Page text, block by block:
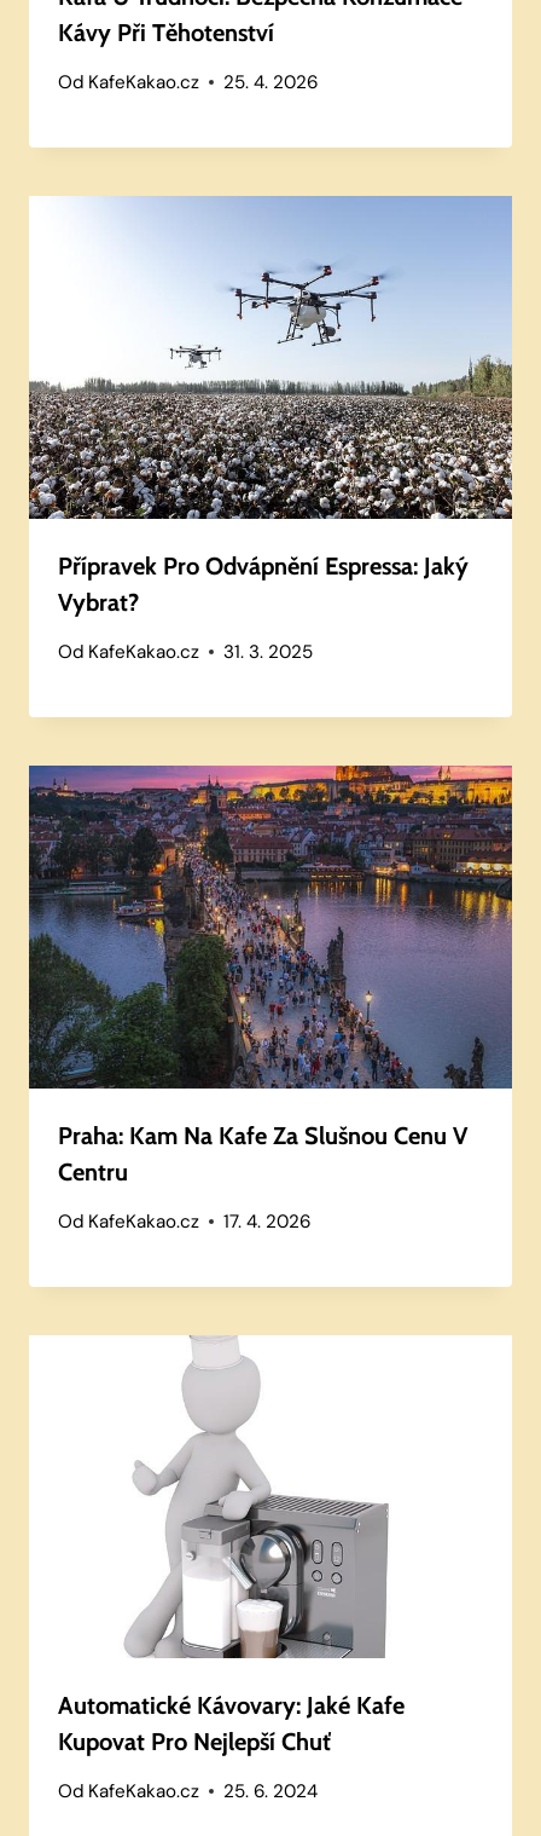
Kávy Při Těhotenství
Od KafeKakao.cz 25. 4. 2026
Přípravek Pro Odvápnění Espressa: Jaký
Vybrat?
Od KafeKakao.cz 31. 3. 2025
Praha: Kam Na Kafe Za Slušnou Cenu V
Centru
Od KafeKakao.cz 17. 4. 2026
Automatické Kávovary: Jaké Kafe
Kupovat Pro Nejlepší Chuť
Od KafeKakao.cz 25. 6. 2024